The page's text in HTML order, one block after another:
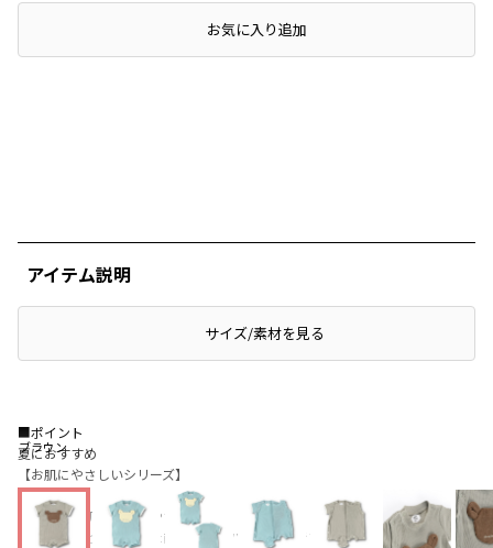
ブラウン
お気に入り追加
アイテム説明
サイズ/素材を見る
■ポイント
夏におすすめ
【お肌にやさしいシリーズ】
柔らかくお肌あたりもやさしい、
ワッフル生地を使用した前開きのカバーオールです。